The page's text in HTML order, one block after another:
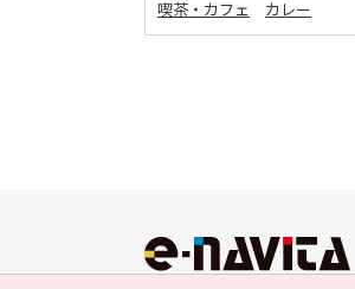
喫茶・カフェ
カレー